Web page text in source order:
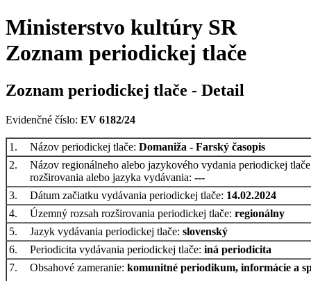
Ministerstvo kultúry SR
Zoznam periodickej tlače
Zoznam periodickej tlače - Detail
Evidenčné číslo: EV 6182/24
1. Názov periodickej tlače: Domaniža - Farský časopis
2.
Názov regionálneho alebo jazykového vydania periodickej
rozširovania alebo jazyka vydávania: ---
3.
Dátum začiatku vydávania periodickej tlače: 14.02.2024
4.
Územný rozsah rozširovania periodickej tlače: regionálny
5.
Jazyk vydávania periodickej tlače: slovenský
6.
Periodicita vydávania periodickej tlače: iná periodicita
7.
Obsahové zameranie: komunitné periodikum, informácie a